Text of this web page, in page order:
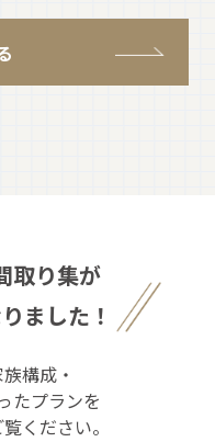
取り集が
ました！
構成・
たプランを
ください。